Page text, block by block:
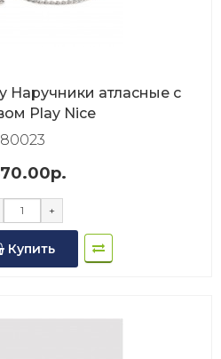
Наручники атласные с
Play Nice
80023
+
Купить